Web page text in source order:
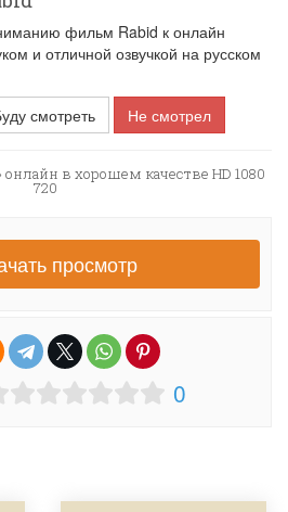
фильм Rabid к онлайн
и отличной озвучкой на русском
смотреть Не смотрел
в хорошем качестве HD 1080
720
просмотр
0